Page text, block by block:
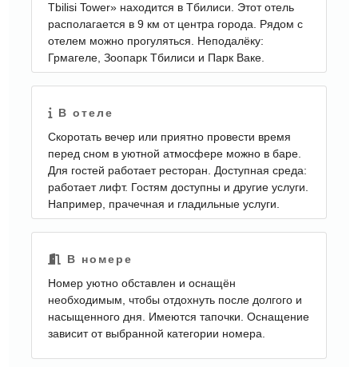
Tbilisi Tower» находится в Тбилиси. Этот отель
располагается в 9 км от центра города. Рядом с
отелем можно прогуляться. Неподалёку:
Грмагеле, Зоопарк Тбилиси и Парк Ваке.
В отеле
Скоротать вечер или приятно провести время
перед сном в уютной атмосфере можно в баре.
Для гостей работает ресторан. Доступная среда:
работает лифт. Гостям доступны и другие услуги.
Например, прачечная и гладильные услуги.
В номере
Номер уютно обставлен и оснащён
необходимым, чтобы отдохнуть после долгого и
насыщенного дня. Имеются тапочки. Оснащение
зависит от выбранной категории номера.